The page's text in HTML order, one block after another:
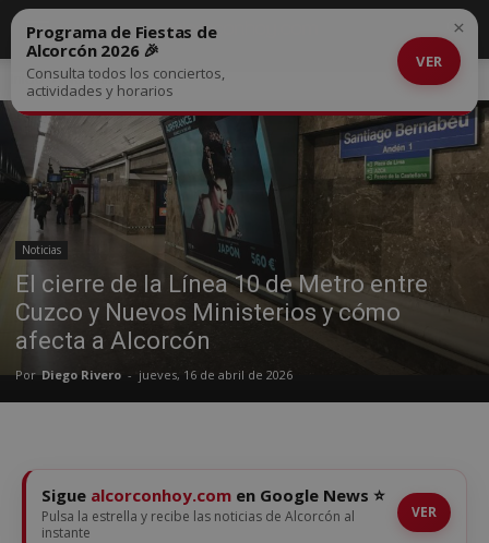
Inicio Noticias
Noticias
El cierre de la Línea 10 de Metro entre
Cuzco y Nuevos Ministerios y cómo
afecta a Alcorcón
Por Diego Rivero - jueves, 16 de abril de 2026
Programa de Fiestas de
Alcorcón 2026 🎉
Consulta todos los conciertos,
actividades y horarios
VER
×
Sigue alcorconhoy.com en Google News ⭐
Pulsa la estrella y recibe las noticias de Alcorcón al
instante
VER